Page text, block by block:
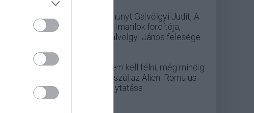
Elhunyt Gálvölgyi Judit, A
szilmarilok fordítója,
Gálvölgyi János felesége
Nem kell félni, még mindig
készül az Alien: Romulus
folytatása